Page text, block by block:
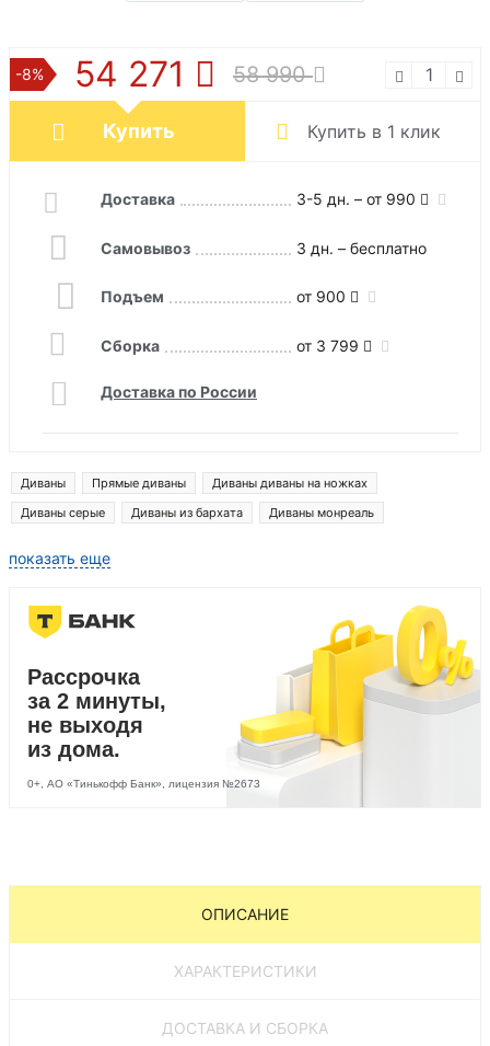
-8% 54 271 58 990
Купить Купить в 1 клик
Доставка 3-5 дн. – от 990
Самовывоз 3 дн. – бесплатно
Подъем от 900
Сборка от 3 799
Доставка по России
Диваны Прямые диваны
Диваны диваны на ножках
Диваны серые
Диваны из бархата
Диваны монреаль
Прямые диваны со спальным местом
показать еще
Рассрочка
за 2 минуты,
не выходя
из дома.
0+, АО «Тинькофф Банк», лицензия №2673
ОПИСАНИЕ
ХАРАКТЕРИСТИКИ
ДОСТАВКА И СБОРКА